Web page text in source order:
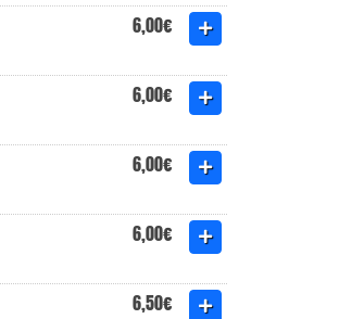
6,00€
6,00€
6,00€
6,00€
6,50€